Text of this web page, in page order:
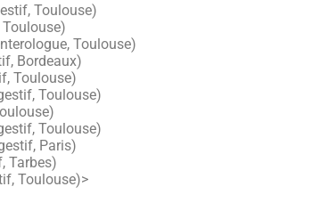
Toulouse)
Toulouse)
Bordeaux)
Toulouse)
Toulouse)
Toulouse)
Paris)
Tarbes)
Toulouse)>